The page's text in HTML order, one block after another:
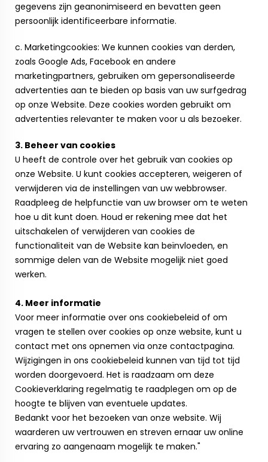
gegevens zijn geanonimiseerd en bevatten geen
persoonlijk identificeerbare informatie.
c. Marketingcookies: We kunnen cookies van derden,
zoals Google Ads, Facebook en andere
marketingpartners, gebruiken om gepersonaliseerde
advertenties aan te bieden op basis van uw surfgedrag
op onze Website. Deze cookies worden gebruikt om
advertenties relevanter te maken voor u als bezoeker.
3. Beheer van cookies
U heeft de controle over het gebruik van cookies op
onze Website. U kunt cookies accepteren, weigeren of
verwijderen via de instellingen van uw webbrowser.
Raadpleeg de helpfunctie van uw browser om te weten
hoe u dit kunt doen. Houd er rekening mee dat het
uitschakelen of verwijderen van cookies de
functionaliteit van de Website kan beïnvloeden, en
sommige delen van de Website mogelijk niet goed
werken.
4. Meer informatie
Voor meer informatie over ons cookiebeleid of om
vragen te stellen over cookies op onze website, kunt u
contact met ons opnemen via onze contactpagina.
Wijzigingen in ons cookiebeleid kunnen van tijd tot tijd
worden doorgevoerd. Het is raadzaam om deze
Cookieverklaring regelmatig te raadplegen om op de
hoogte te blijven van eventuele updates.
Bedankt voor het bezoeken van onze website. Wij
waarderen uw vertrouwen en streven ernaar uw online
ervaring zo aangenaam mogelijk te maken."